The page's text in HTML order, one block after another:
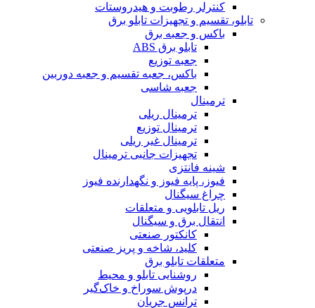
کنترلر رطوبت و هیدروستات
تابلو، تقسیم و تجهیزات تابلو برق
باکس و جعبه برق
تابلو برق ABS
جعبه توزیع
باکس، جعبه تقسیم و جعبه دوربین
جعبه شاسی
ترمینال
ترمینال ریلی
ترمینال توزیع
ترمینال غیر ریلی
تجهیزات جانبی ترمینال
شینه فانتزی
فیوز، پایه فیوز و نگهدارنده فیوز
چراغ سیگنال
ریل تابلویی و متعلقات
انتقال برق و سیگنال
کانکتور صنعتی
کلید، شاخه و پریز صنعتی
متعلقات تابلو برق
روشنایی تابلو و محیط
درپوش سوراخ و خاک‌گیر
ترانس جریان